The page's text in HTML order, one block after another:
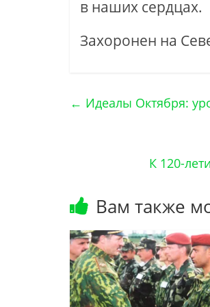
в наших сердцах.
Захоронен на
← Идеалы Октября:
К 120-
Вам также